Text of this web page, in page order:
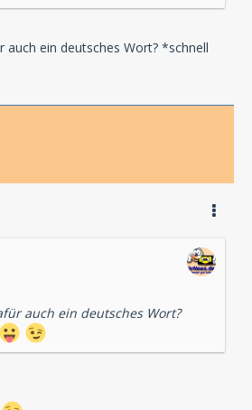
auch ein deutsches Wort? *schnell
auch ein deutsches Wort?